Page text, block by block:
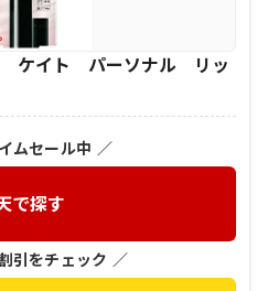
ケイト パーソナル リッ
ムセール中 ／
で探す
引をチェック ／